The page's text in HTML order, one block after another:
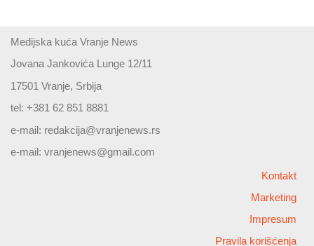
Medijska kuća Vranje News
Jovana Jankovića Lunge 12/11
17501 Vranje, Srbija
tel: +381 62 851 8881
e-mail: redakcija@vranjenews.rs
e-mail: vranjenews@gmail.com
Kontakt
Marketing
Impresum
Pravila korišćenja